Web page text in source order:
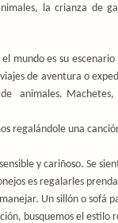
la crianza de
mundo es su
de aventura o
animales. Machetes,
regalándole una
y cariñoso. Se
es regalarles
Un sillón o sofá
busquemos el estilo